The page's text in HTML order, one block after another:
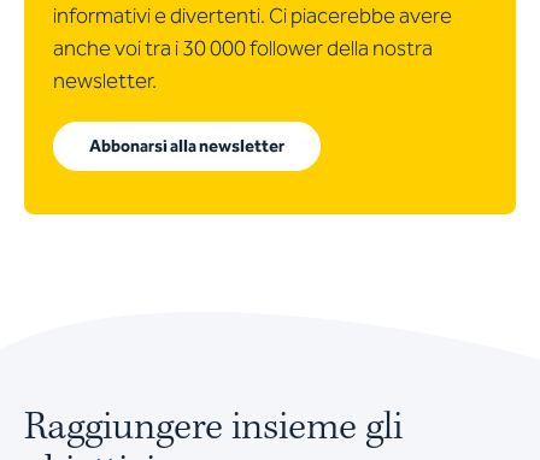
informativi e divertenti. Ci piacerebbe avere
anche voi tra i 30 000 follower della nostra
newsletter.
Abbonarsi alla newsletter
Raggiungere insieme gli